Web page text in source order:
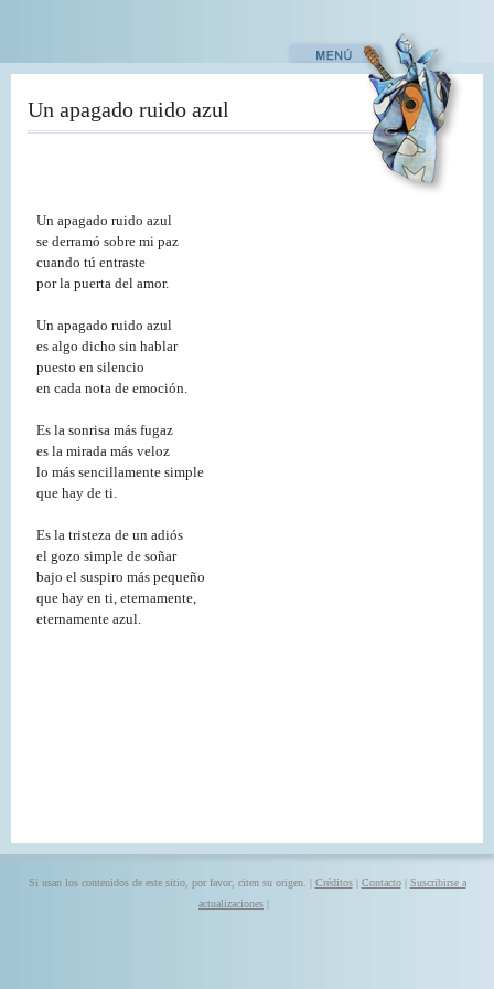
contenido
Un apagado ruido azul
Un apagado ruido azul
se derramó sobre mi paz
cuando tú entraste
por la puerta del amor.
Un apagado ruido azul
es algo dicho sin hablar
puesto en silencio
en cada nota de emoción.
Es la sonrisa más fugaz
es la mirada más veloz
lo más sencillamente simple
que hay de ti.
Es la tristeza de un adiós
el gozo simple de soñar
bajo el suspiro más pequeño
que hay en ti, eternamente,
eternamente azul.
Si usan los contenidos de este sitio, por favor, citen su origen. | Créditos| Contacto| Suscribirse a
actualizaciones |